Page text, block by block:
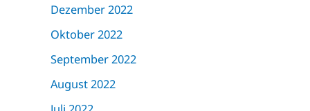
Dezember 2022
Oktober 2022
September 2022
August 2022